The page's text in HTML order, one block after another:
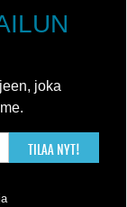
joka
TILAA NYT!